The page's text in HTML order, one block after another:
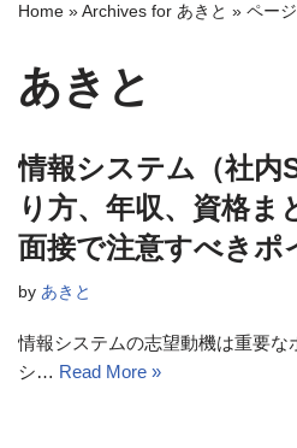
ッ
Home »Archives for あきと » ペー
あきと
情報システム（社内
り方、年収、資格ま
面接で注意すべきポ
by あきと
情報システムの志望動機は重要な
シ… Read More »